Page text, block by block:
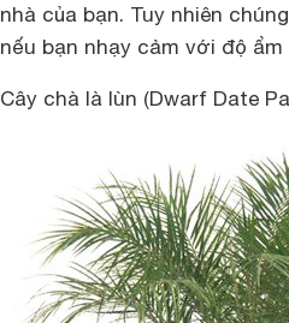
nhà của bạn. Tuy nhiên
nếu bạn nhạy cảm với độ
Cây chà là lùn (Dwarf Date